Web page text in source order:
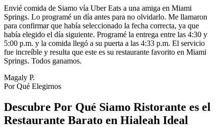
Envié comida de Siamo vía Uber Eats a una amiga en Miami
Springs. Lo programé un día antes para no olvidarlo. Me llamaron
para confirmar que había seleccionado la fecha correcta, ya que
había elegido el día siguiente. Programé la entrega entre las 4:30 y
5:00 p.m. y la comida llegó a su puerta a las 4:33 p.m. El servicio
fue increíble y resulta que este es su restaurante favorito en Miami
Springs. Todos ganamos.
Magaly P.
Por Qué Elegirnos
Descubre Por Qué Siamo Ristorante es el
Restaurante Barato en Hialeah Ideal